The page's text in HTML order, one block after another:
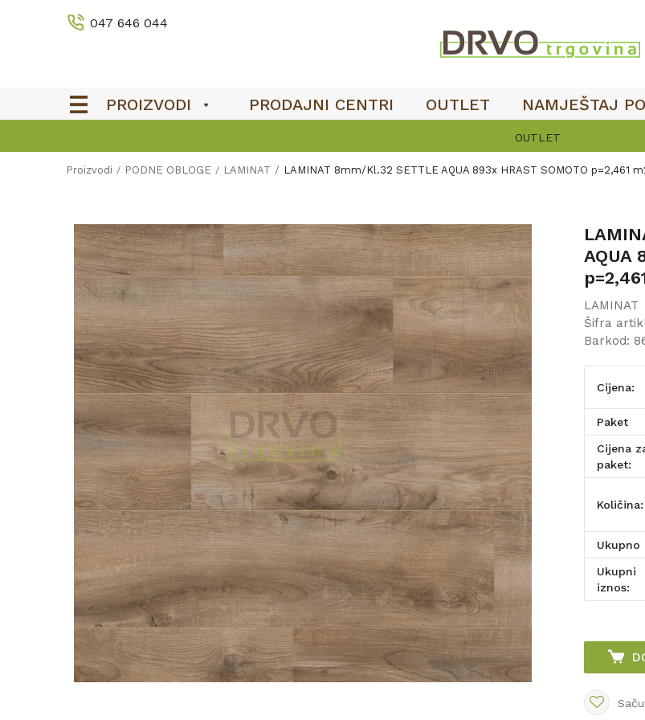
047 646 044
PROIZVODI PRODAJNI CENTRI OUTLET NAMJEŠTAJ
Proizvodi PODNE OBLOGE LAMINAT LAMINAT 8mm/Kl.32 SETTLE AQUA 893x HRAST SOMOTO p=2,461
AQUA
LAMINAT
Šifra
Barkod:
Cijena:
paket
Cijena za
paket:
Količina:
Ukupni
iznos: